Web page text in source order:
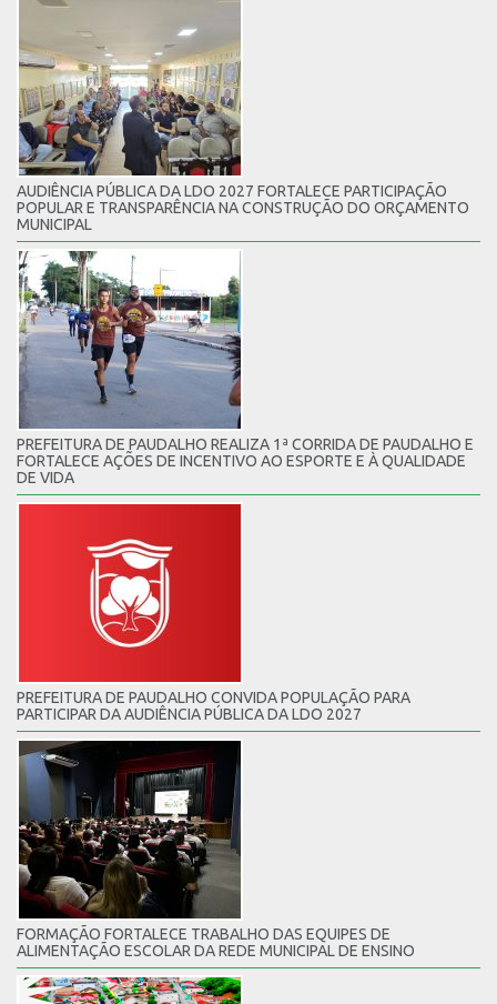
AUDIÊNCIA PÚBLICA DA LDO 2027 FORTALECE PARTICIPAÇÃO
POPULAR E TRANSPARÊNCIA NA CONSTRUÇÃO DO ORÇAMENTO
MUNICIPAL
PREFEITURA DE PAUDALHO REALIZA 1ª CORRIDA DE PAUDALHO E
FORTALECE AÇÕES DE INCENTIVO AO ESPORTE E À QUALIDADE
DE VIDA
PREFEITURA DE PAUDALHO CONVIDA POPULAÇÃO PARA
PARTICIPAR DA AUDIÊNCIA PÚBLICA DA LDO 2027
FORMAÇÃO FORTALECE TRABALHO DAS EQUIPES DE
ALIMENTAÇÃO ESCOLAR DA REDE MUNICIPAL DE ENSINO